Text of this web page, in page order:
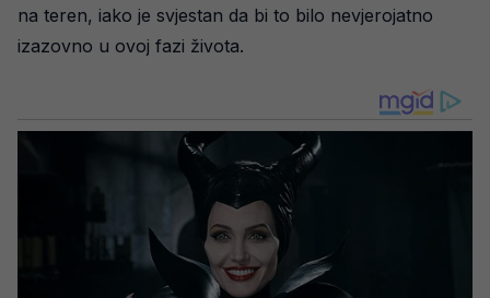
na teren, iako je svjestan da bi to bilo nevjerojatno
izazovno u ovoj fazi života.